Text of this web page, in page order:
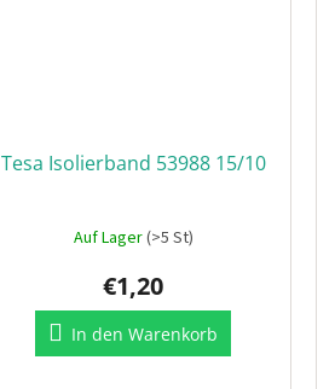
Tesa Isolierband 53988 15/10
Auf Lager(>5 St)
€1,20
In den Warenkorb